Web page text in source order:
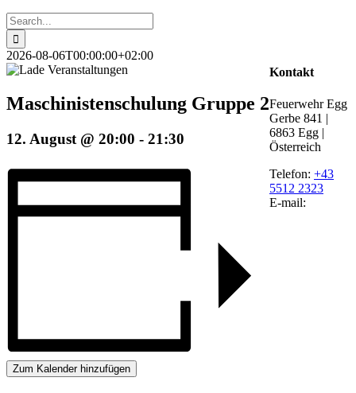
Search
for:
2026-08-06T00:00:00+02:00
Maschinistenschulung Gruppe 2
12. August @ 20:00 - 21:30
Zum Kalender hinzufügen
Kontakt
Feuerwehr Egg
Gerbe 841 |
6863 Egg |
Österreich
Telefon: +43
5512 2323
E-mail: